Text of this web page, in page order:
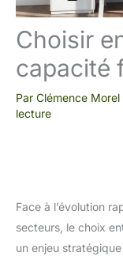
Choisir
capacité
Par Clémence Morel
lecture
Face à l’évolution
secteurs, le choix
un enjeu